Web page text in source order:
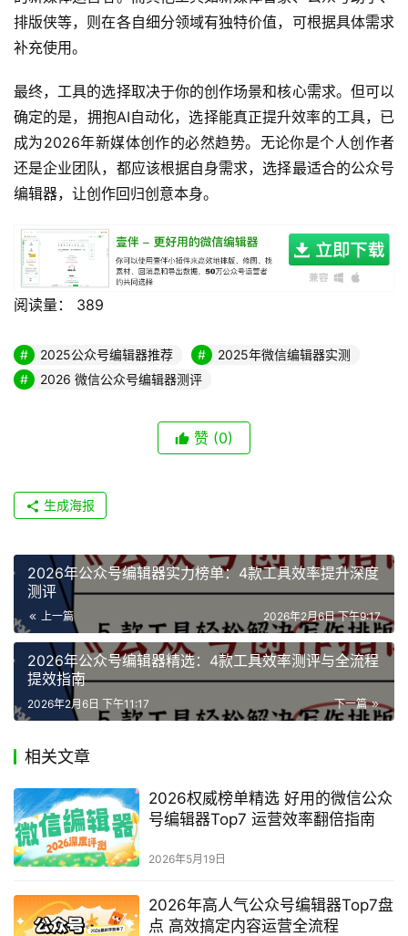
在2026年的新媒体环境中，公众号编辑器已从单纯的排版
工具演变为集AI写作、智能排版、数据分析于一体的综合创
还能显著提升内容质量和运营效果。
壹伴助手凭借其完整的AI工作流、丰富的素材生态和良好的
用户体验，在多个维度均表现优异，特别适合追求高效创作
的新媒体运营者。而其他工具如新媒体管家、公众号助手、
补充使用。
最终，工具的选择取决于你的创作场景和核心需求。但可以
确定的是，拥抱AI自动化，选择能真正提升效率的工具，已
还是企业团队，都应该根据自身需求，选择最适合的公众号
编辑器，让创作回归创意本身。
阅读量： 389
2026 微信公众号编辑器测评
赞(0)
生成海报
2026年公众号编辑器实力榜单：4款工具效率提升深度
上一篇 2026年2月6日 下午9:17
2026年公众号编辑器精选：4款工具效率测评与全流程
提效指南
2026年2月6日 下午11:17